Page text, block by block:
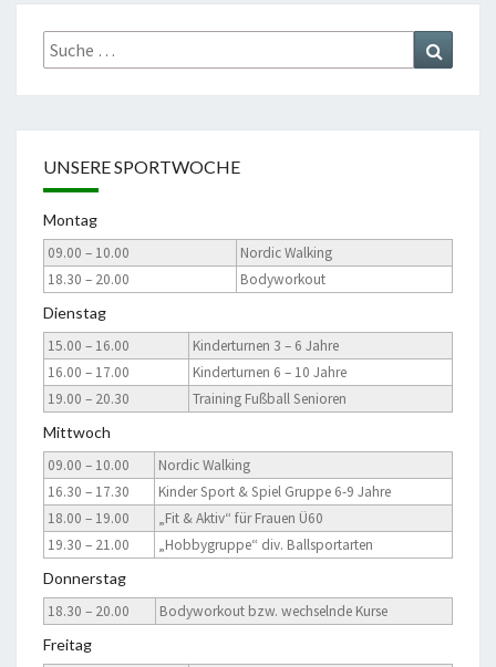
Suche
nach:
UNSERE SPORTWOCHE
Montag
09.00 – 10.00
Nordic Walking
18.30 – 20.00
Bodyworkout
Dienstag
15.00 – 16.00
Kinderturnen 3 – 6 Jahre
16.00 – 17.00
Kinderturnen 6 – 10 Jahre
19.00 – 20.30
Training Fußball Senioren
Mittwoch
09.00 – 10.00
Nordic Walking
16.30 – 17.30
Kinder Sport & Spiel Gruppe 6-9 Jahre
18.00 – 19.00
„Fit & Aktiv“ für Frauen Ü60
19.30 – 21.00
„Hobbygruppe“ div. Ballsportarten
Donnerstag
18.30 – 20.00
Bodyworkout bzw. wechselnde Kurse
Freitag